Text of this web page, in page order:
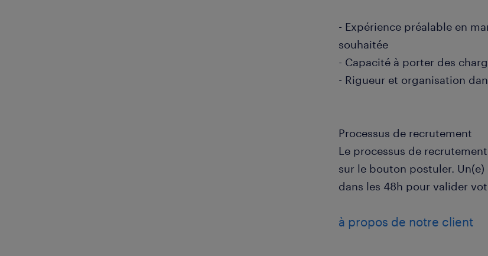
- Expérience préalable en
souhaitée
- Capacité à porter des
- Rigueur et organisation
Processus de recrutement
Le processus de
sur le bouton postuler.
dans les 48h pour valider
à propos de notre client